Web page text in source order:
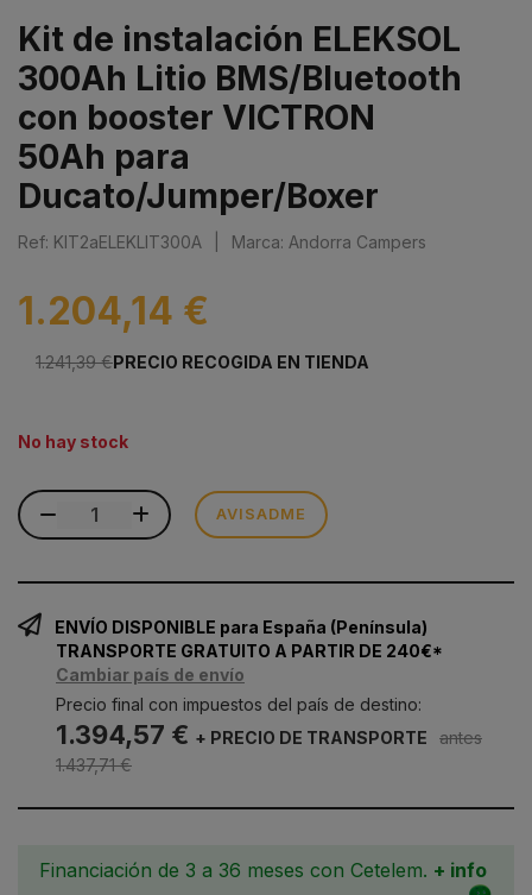
Kit de instalación ELEKSOL
300Ah Litio BMS/Bluetooth
con booster VICTRON
50Ah para
Ducato/Jumper/Boxer
Ref: KIT2aELEKLIT300A Marca: Andorra Campers
1.204,14 €
1.241,39 €PRECIO RECOGIDA EN TIENDA
No hay stock
AVISADME
ENVÍO DISPONIBLE para España (Península)
TRANSPORTE GRATUITO A PARTIR DE 240€*
Cambiar país de envío
Precio final con impuestos del país de destino:
1.394,57 € + PRECIO DE TRANSPORTE
antes
1.437,71 €
Financiación de 3 a 36 meses con Cetelem. + info